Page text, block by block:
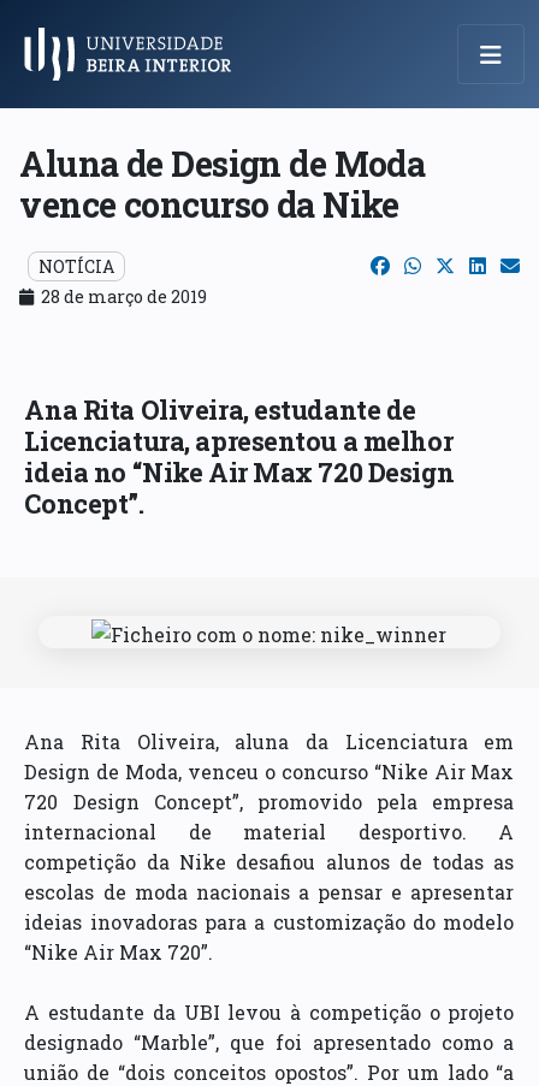
Menu Principal
Aluna de Design de Moda
vence concurso da Nike
NOTÍCIA
28 de março de 2019
Ana Rita Oliveira, estudante de
Licenciatura, apresentou a melhor
ideia no “Nike Air Max 720 Design
Concept”.
Ana Rita Oliveira, aluna da Licenciatura em
Design de Moda, venceu o concurso “Nike Air Max
720 Design Concept”, promovido pela empresa
internacional de material desportivo. A
competição da Nike desafiou alunos de todas as
escolas de moda nacionais a pensar e apresentar
ideias inovadoras para a customização do modelo
“Nike Air Max 720”.
A estudante da UBI levou à competição o projeto
designado “Marble”, que foi apresentado como a
união de “dois conceitos opostos”. Por um lado “a